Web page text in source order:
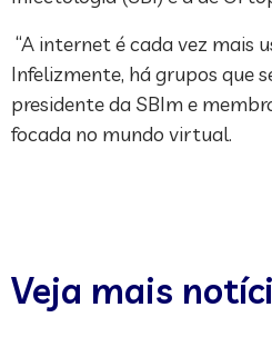
“A internet é cada vez mais
Infelizmente, há grupos que
presidente da SBIm e
focada no mundo virtual.
Veja mais